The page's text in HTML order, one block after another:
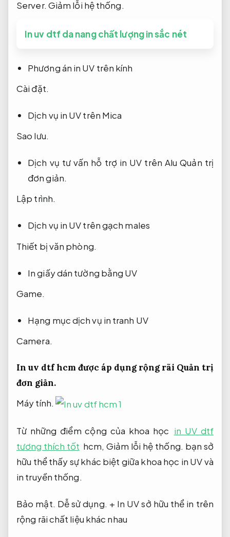
Server. Giảm lỗi hệ thống.
In uv dtf da nang chất lượng in sắc nét
Phương án in UV trên kính
Cài đặt.
Dịch vụ in UV trên Mica
Sao lưu.
Dịch vụ tư vấn hỗ trợ in UV trên AluQuản trị
đơn giản.
Lập trình.
Dịch vụ in UV trên gạch males
Thiết bị văn phòng.
In giấy dán tường bằng UV
Game.
Hạng mục dịch vụ in tranh UV
Camera.
In uv dtf hcm được áp dụng rộng rãi Quản trị
đơn giản.
Máy tính.
Từ những điểm cộng của khoa học in UV dtf
tương thích tốt hcm, Giảm lỗi hệ thống. bạn sở
hữu thể thấy sự khác biệt giữa khoa học in UV và
in truyền thống.
Bảo mật. Dễ sử dụng. + In UV sở hữu thể in trên
rộng rãi chất liệu khác nhau